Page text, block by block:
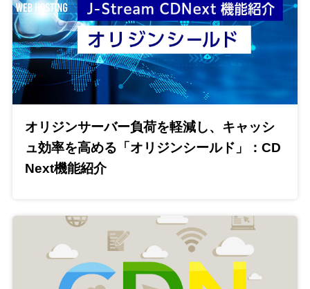
オリジンサーバー負荷を軽減し、キャッシ
ュ効率を高める「オリジンシールド」：CD
Next機能紹介